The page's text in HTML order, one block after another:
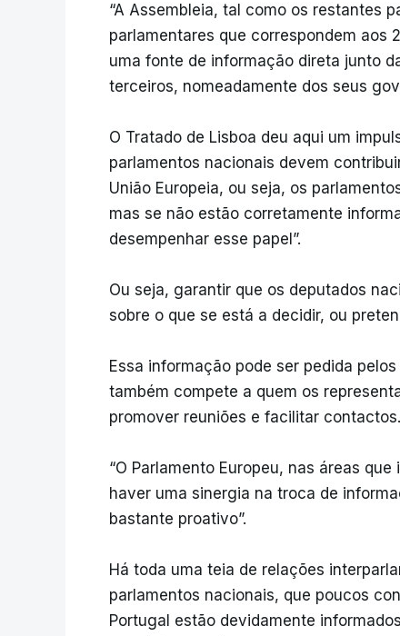
“A Assembleia, tal como os restantes
parlamentares que correspondem aos
uma fonte de informação direta junto
terceiros, nomeadamente dos seus
O Tratado de Lisboa deu aqui um
parlamentos nacionais devem
União Europeia, ou seja, os
mas se não estão corretamente
desempenhar esse papel”.
Ou seja, garantir que os deputados
sobre o que se está a decidir, ou
Essa informação pode ser pedida
também compete a quem os
promover reuniões e facilitar
“O Parlamento Europeu, nas áreas
haver uma sinergia na troca de
bastante proativo”.
Há toda uma teia de relações
parlamentos nacionais, que poucos
Portugal estão devidamente